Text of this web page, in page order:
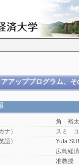
アッププログラム、そ
角 裕太
ナ）
スミ
語）
Yuta
広島経
准教授